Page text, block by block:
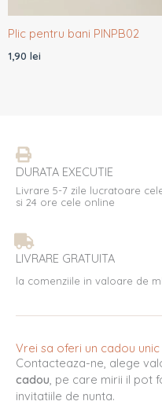
Plic pentru bani PINPB02
1,90 lei
DURATA EXECUTIE
Livrare 5-7 zile lucratoare
si 24 ore cele online
LIVRARE GRATUITA
la comenziile in valoare de
Vrei sa oferi un cadou
Contacteaza-ne, alege
cadou, pe care mirii il pot
invitatiile de nunta.